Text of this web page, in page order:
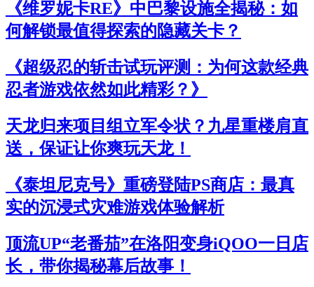
《维罗妮卡RE》中巴黎设施全揭秘：如
何解锁最值得探索的隐藏关卡？
《超级忍的斩击试玩评测：为何这款经典
忍者游戏依然如此精彩？》
天龙归来项目组立军令状？九星重楼肩直
送，保证让你爽玩天龙！
《泰坦尼克号》重磅登陆PS商店：最真
实的沉浸式灾难游戏体验解析
顶流UP“老番茄”在洛阳变身iQOO一日店
长，带你揭秘幕后故事！